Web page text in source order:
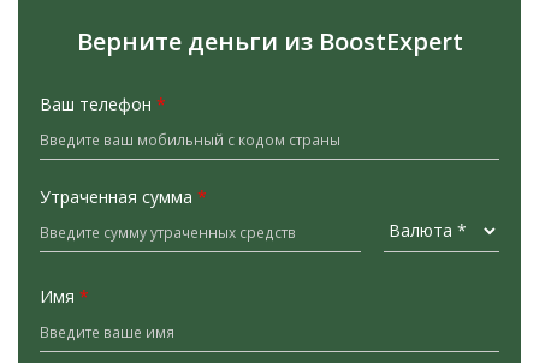
Верните деньги из BoostExpert
Ваш телефон *
Утраченная сумма *
Имя *